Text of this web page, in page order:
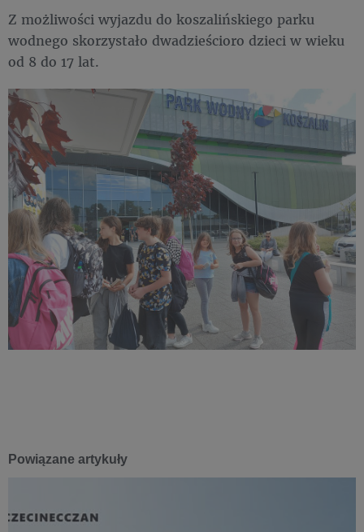
Z możliwości wyjazdu do koszalińskiego parku
wodnego skorzystało dwadzieścioro dzieci w wieku
od 8 do 17 lat.
Powiązane artykuły